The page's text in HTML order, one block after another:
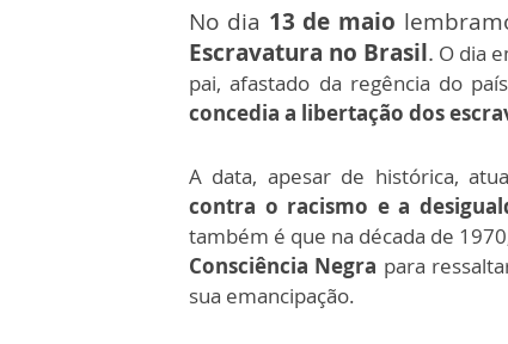
No dia 13 de maio
Escravatura no Brasil. O dia
pai, afastado da regência do
concedia a libertação dos
A data, apesar de histórica,
contra o racismo e a
também é que na década de
Consciência Negra para
sua emancipação.